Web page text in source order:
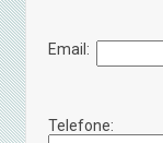
Email:
Telefone: